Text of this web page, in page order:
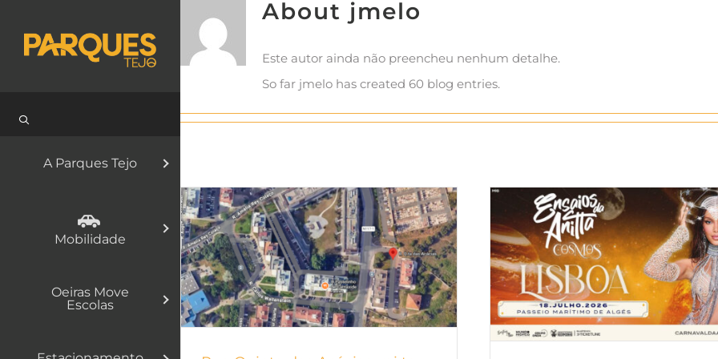
A Parques Tejo
Mobilidade
Oeiras Move
Escolas
content
About jmelo
Este autor ainda não preencheu nenhum detalhe.
So far jmelo has created 60 blog entries.